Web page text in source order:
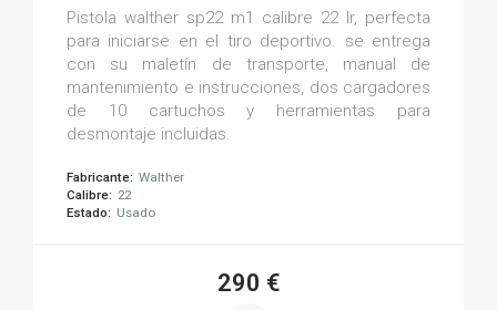
Pistola walther sp22 m1 calibre 22 lr, perfecta
para iniciarse en el tiro deportivo. se entrega
con su maletín de transporte, manual de
mantenimiento e instrucciones, dos cargadores
de 10 cartuchos y herramientas para
desmontaje incluidas.
Fabricante: Walther
Calibre: 22
Estado: Usado
290 €